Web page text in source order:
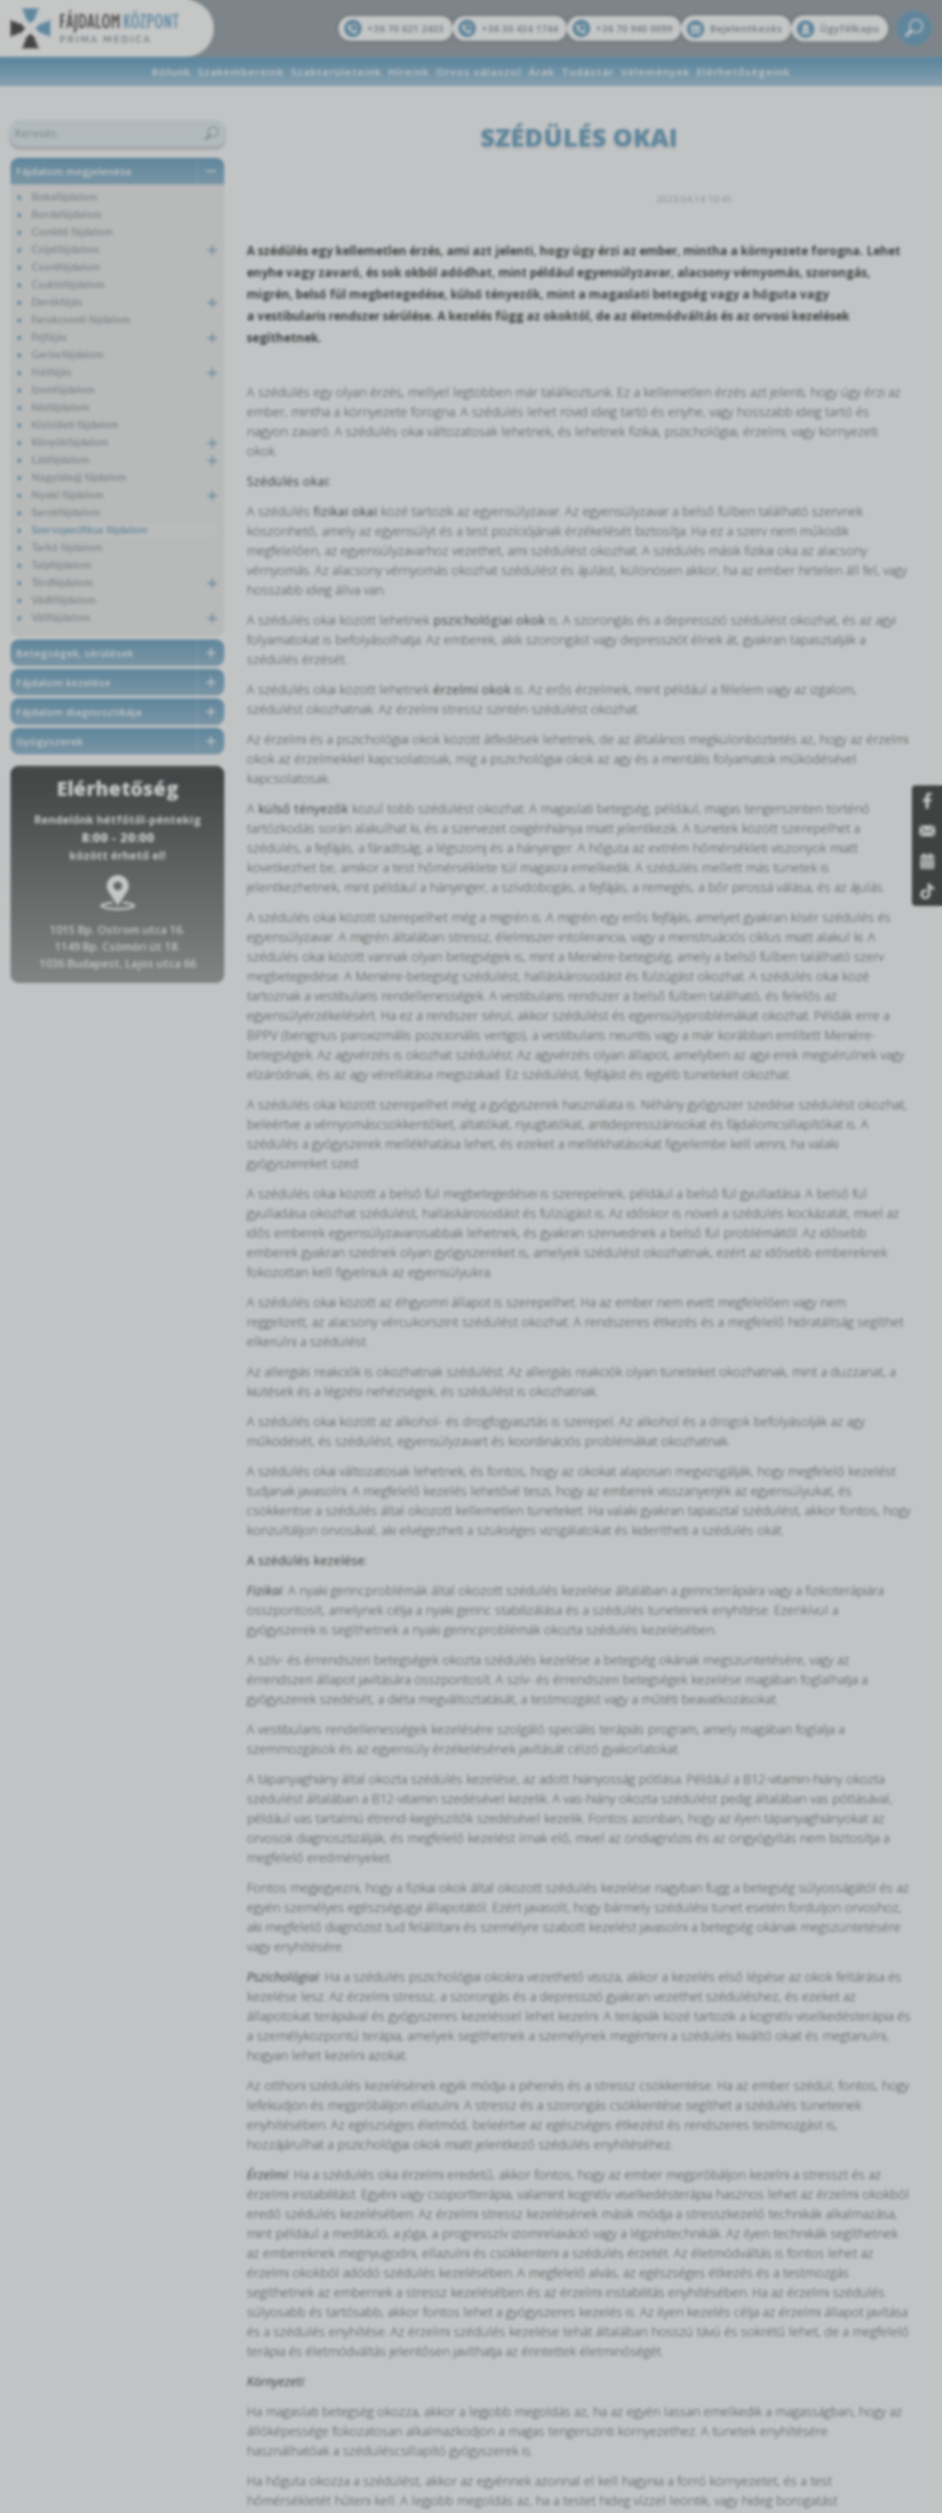
+36 70 621 2433 +36 30 434 1744 +36 70 940 0099 Bejelentkezés Ügyfélkapu
Rólunk Szakembereink Szakterületeink Híreink Orvos válaszol Árak Tudástár Vélemények Elérhetőségeink
Fájdalom megjelenése
Szervspecifikus fájdalom
Betegségek, sérülések
Fájdalom kezelése
Fájdalom diagnosztikája
Gyógyszerek
Elérhetőség
Rendelőnk hétfőtől-péntekig
8:00 - 20:00
között érhető el!
1015 Bp. Ostrom utca 16.
1149 Bp. Csömöri út 18.
1036 Budapest, Lajos utca 66
SZÉDÜLÉS OKAI
A szédülés egy kellemetlen érzés, ami azt jelenti, hogy úgy érzi az ember, mintha a környezete forogna. Lehet
enyhe vagy zavaró, és sok okból adódhat, mint például egyensúlyzavar, alacsony vérnyomás, szorongás,
migrén, belső fül megbetegedése, külső tényezők, mint a magaslati betegség vagy a hőguta vagy
a vestibularis rendszer sérülése. A kezelés függ az okoktól, de az életmódváltás és az orvosi kezelések
segíthetnek.
A szédülés egy olyan érzés, mellyel legtöbben már találkoztunk. Ez a kellemetlen érzés azt jelenti, hogy úgy érzi az
ember, mintha a környezete forogna. A szédülés lehet rövid ideig tartó és enyhe, vagy hosszabb ideig tartó és
nagyon zavaró. A szédülés okai változatosak lehetnek, és lehetnek fizikai, pszichológiai, érzelmi, vagy környezeti
okok.
Szédülés okai:
A szédülés fizikai okai közé tartozik az egyensúlyzavar. Az egyensúlyzavar a belső fülben található szervnek
köszönhető, amely az egyensúlyt és a test pozíciójának érzékelését biztosítja. Ha ez a szerv nem működik
megfelelően, az egyensúlyzavarhoz vezethet, ami szédülést okozhat. A szédülés másik fizikai oka az alacsony
vérnyomás. Az alacsony vérnyomás okozhat szédülést és ájulást, különösen akkor, ha az ember hirtelen áll fel, vagy
hosszabb ideig állva van.
A szédülés okai között lehetnek pszichológiai okok is. A szorongás és a depresszió szédülést okozhat, és az agyi
folyamatokat is befolyásolhatja. Az emberek, akik szorongást vagy depressziót élnek át, gyakran tapasztalják a
szédülés érzését.
A szédülés okai között lehetnek érzelmi okok is. Az erős érzelmek, mint például a félelem vagy az izgalom,
szédülést okozhatnak. Az érzelmi stressz szintén szédülést okozhat.
Az érzelmi és a pszichológiai okok között átfedések lehetnek, de az általános megkülönböztetés az, hogy az érzelmi
okok az érzelmekkel kapcsolatosak, míg a pszichológiai okok az agy és a mentális folyamatok működésével
kapcsolatosak.
A külső tényezők közül több szédülést okozhat. A magaslati betegség, például, magas tengerszinten történő
tartózkodás során alakulhat ki, és a szervezet oxigénhiánya miatt jelentkezik. A tünetek között szerepelhet a
szédülés, a fejfájás, a fáradtság, a légszomj és a hányinger. A hőguta az extrém hőmérsékleti viszonyok miatt
következhet be, amikor a test hőmérséklete túl magasra emelkedik. A szédülés mellett más tünetek is
jelentkezhetnek, mint például a hányinger, a szívdobogás, a fejfájás, a remegés, a bőr pirossá válása, és az ájulás.
A szédülés okai között szerepelhet még a migrén is. A migrén egy erős fejfájás, amelyet gyakran kísér szédülés és
egyensúlyzavar. A migrén általában stressz, élelmiszer-intolerancia, vagy a menstruációs ciklus miatt alakul ki. A
szédülés okai között vannak olyan betegségek is, mint a Menière-betegség, amely a belső fülben található szerv
megbetegedése. A Menière-betegség szédülést, halláskárosodást és fülzúgást okozhat. A szédülés okai közé
tartoznak a vestibularis rendellenességek. A vestibularis rendszer a belső fülben található, és felelős az
egyensúlyérzékelésért. Ha ez a rendszer sérül, akkor szédülést és egyensúlyproblémákat okozhat. Példák erre a
BPPV (benignus paroxizmális pozicionális vertigo), a vestibularis neuritis vagy a már korábban említett Menière-
betegségek. Az agyvérzés is okozhat szédülést. Az agyvérzés olyan állapot, amelyben az agyi erek megsérülnek vagy
elzáródnak, és az agy vérellátása megszakad. Ez szédülést, fejfájást és egyéb tüneteket okozhat.
A szédülés okai között szerepelhet még a gyógyszerek használata is. Néhány gyógyszer szedése szédülést okozhat,
beleértve a vérnyomáscsökkentőket, altatókat, nyugtatókat, antidepresszánsokat és fájdalomcsillapítókat is. A
szédülés a gyógyszerek mellékhatása lehet, és ezeket a mellékhatásokat figyelembe kell venni, ha valaki
gyógyszereket szed.
A szédülés okai között a belső fül megbetegedései is szerepelnek, például a belső fül gyulladása. A belső fül
gyulladása okozhat szédülést, halláskárosodást és fülzúgást is. Az időskor is növeli a szédülés kockázatát, mivel az
idős emberek egyensúlyzavarosabbak lehetnek, és gyakran szenvednek a belső fül problémáitól. Az idősebb
emberek gyakran szednek olyan gyógyszereket is, amelyek szédülést okozhatnak, ezért az idősebb embereknek
fokozottan kell figyelniük az egyensúlyukra.
A szédülés okai között az éhgyomri állapot is szerepelhet. Ha az ember nem evett megfelelően vagy nem
reggelizett, az alacsony vércukorszint szédülést okozhat. A rendszeres étkezés és a megfelelő hidratáltság segíthet
elkerülni a szédülést.
Az allergiás reakciók is okozhatnak szédülést. Az allergiás reakciók olyan tüneteket okozhatnak, mint a duzzanat, a
kiütések és a légzési nehézségek, és szédülést is okozhatnak.
A szédülés okai között az alkohol- és drogfogyasztás is szerepel. Az alkohol és a drogok befolyásolják az agy
működését, és szédülést, egyensúlyzavart és koordinációs problémákat okozhatnak.
A szédülés okai változatosak lehetnek, és fontos, hogy az okokat alaposan megvizsgálják, hogy megfelelő kezelést
tudjanak javasolni. A megfelelő kezelés lehetővé teszi, hogy az emberek visszanyerjék az egyensúlyukat, és
csökkentse a szédülés által okozott kellemetlen tüneteket. Ha valaki gyakran tapasztal szédülést, akkor fontos, hogy
konzultáljon orvosával, aki elvégezheti a szükséges vizsgálatokat és kiderítheti a szédülés okát.
A szédülés kezelése:
Fizikai : A nyaki gerincproblémák által okozott szédülés kezelése általában a gerincterápiára vagy a fizikoterápiára
összpontosít, amelynek célja a nyaki gerinc stabilizálása és a szédülés tüneteinek enyhítése. Ezenkívül a
gyógyszerek is segíthetnek a nyaki gerincproblémák okozta szédülés kezelésében.
A szív- és érrendszeri betegségek okozta szédülés kezelése a betegség okának megszüntetésére, vagy az
érrendszeri állapot javítására összpontosít. A szív- és érrendszeri betegségek kezelése magában foglalhatja a
gyógyszerek szedését, a diéta megváltoztatását, a testmozgást vagy a műtéti beavatkozásokat.
A vestibularis rendellenességek kezelésére szolgáló speciális terápiás program, amely magában foglalja a
szemmozgások és az egyensúly érzékelésének javítását célzó gyakorlatokat.
A tápanyaghiány által okozta szédülés kezelése, az adott hiányosság pótlása. Például a B12-vitamin-hiány okozta
szédülést általában a B12-vitamin szedésével kezelik. A vas-hiány okozta szédülést pedig általában vas pótlásával,
például vas tartalmú étrend-kiegészítők szedésével kezelik. Fontos azonban, hogy az ilyen tápanyaghiányokat az
orvosok diagnosztizálják, és megfelelő kezelést írnak elő, mivel az öndiagnózis és az öngyógyítás nem biztosítja a
megfelelő eredményeket.
Fontos megjegyezni, hogy a fizikai okok által okozott szédülés kezelése nagyban függ a betegség súlyosságától és az
egyén személyes egészségügyi állapotától. Ezért javasolt, hogy bármely szédülési tünet esetén forduljon orvoshoz,
aki megfelelő diagnózist tud felállítani és személyre szabott kezelést javasolni a betegség okának megszüntetésére
vagy enyhítésére.
Pszichológiai : Ha a szédülés pszichológiai okokra vezethető vissza, akkor a kezelés első lépése az okok feltárása és
kezelése lesz. Az érzelmi stressz, a szorongás és a depresszió gyakran vezethet szédüléshez, és ezeket az
állapotokat terápiával és gyógyszeres kezeléssel lehet kezelni. A terápiák közé tartozik a kognitív viselkedésterápia és
a személyközpontú terápia, amelyek segíthetnek a személynek megérteni a szédülés kiváltó okait és megtanulni,
hogyan lehet kezelni azokat.
Az otthoni szédülés kezelésének egyik módja a pihenés és a stressz csökkentése. Ha az ember szédül, fontos, hogy
lefeküdjön és megpróbáljon ellazulni. A stressz és a szorongás csökkentése segíthet a szédülés tüneteinek
enyhítésében. Az egészséges életmód, beleértve az egészséges étkezést és rendszeres testmozgást is,
hozzájárulhat a pszichológiai okok miatt jelentkező szédülés enyhítéséhez.
Érzelmi : Ha a szédülés oka érzelmi eredetű, akkor fontos, hogy az ember megpróbáljon kezelni a stresszt és az
érzelmi instabilitást. Egyéni vagy csoportterápia, valamint kognitív viselkedésterápia hasznos lehet az érzelmi okokból
eredő szédülés kezelésében. Az érzelmi stressz kezelésének másik módja a stresszkezelő technikák alkalmazása,
mint például a meditáció, a jóga, a progresszív izomrelaxáció vagy a légzéstechnikák. Az ilyen technikák segíthetnek
az embereknek megnyugodni, ellazulni és csökkenteni a szédülés érzetét. Az életmódváltás is fontos lehet az
érzelmi okokból adódó szédülés kezelésében. A megfelelő alvás, az egészséges étkezés és a testmozgás
segíthetnek az embernek a stressz kezelésében és az érzelmi instabilitás enyhítésében. Ha az érzelmi szédülés
súlyosabb és tartósabb, akkor fontos lehet a gyógyszeres kezelés is. Az ilyen kezelés célja az érzelmi állapot javítása
és a szédülés enyhítése. Az érzelmi szédülés kezelése tehát általában hosszú távú és sokrétű lehet, de a megfelelő
terápia és életmódváltás jelentősen javíthatja az érintettek életminőségét.
Környezeti
Ha magaslati betegség okozza, akkor a legjobb megoldás az, ha az egyén lassan emelkedik a magasságban, hogy az
állóképessége fokozatosan alkalmazkodjon a magas tengerszinti környezethez. A tünetek enyhítésére
használhatóak a szédüléscsillapító gyógyszerek is.
Ha hőguta okozza a szédülést, akkor az egyénnek azonnal el kell hagynia a forró környezetet, és a test
hőmérsékletét hűteni kell. A legjobb megoldás az, ha a testet hideg vízzel leöntik, vagy hideg borogatást